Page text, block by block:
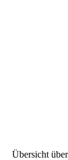
Übersicht